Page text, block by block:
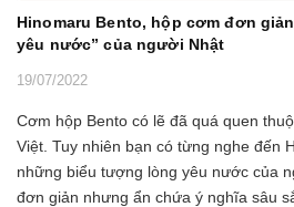
Hinomaru Bento, hộp cơm đơn
yêu nước” của người Nhật
19/07/2022
Cơm hộp Bento có lẽ đã quá quen
Việt. Tuy nhiên bạn có từng nghe đến
những biểu tượng lòng yêu nước của
đơn giản nhưng ẩn chứa ý nghĩa sâu